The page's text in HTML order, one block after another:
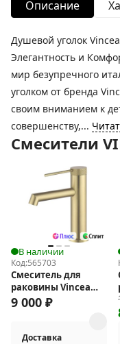
Описание
Душевой уголок
Элегантность и
мир безупречного
уголком от бренда
своим вниманием к
совершенству,...
Смесители
В наличии
Код:565703
Смеситель для
раковины Vincea
Rim VBF-2RM1BG
9 000 ₽
Доставка